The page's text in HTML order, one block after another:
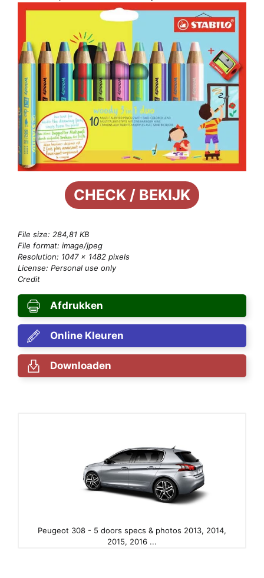
CHECK / BEKIJK
File size: 284,81 KB
File format: image/jpeg
Resolution: 1047 × 1482 pixels
License: Personal use only
Credit
Afdrukken
Online Kleuren
Downloaden
Peugeot 308 - 5 doors specs & photos 2013, 2014,
2015, 2016 ...